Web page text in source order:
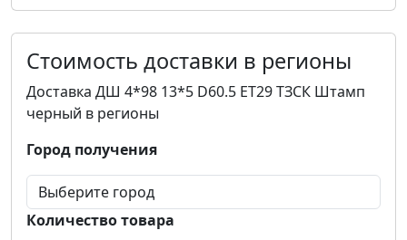
Стоимость доставки в регионы
Доставка ДШ 4*98 13*5 D60.5 ET29 ТЗСК Штамп
черный в регионы
Город получения
Количество товара